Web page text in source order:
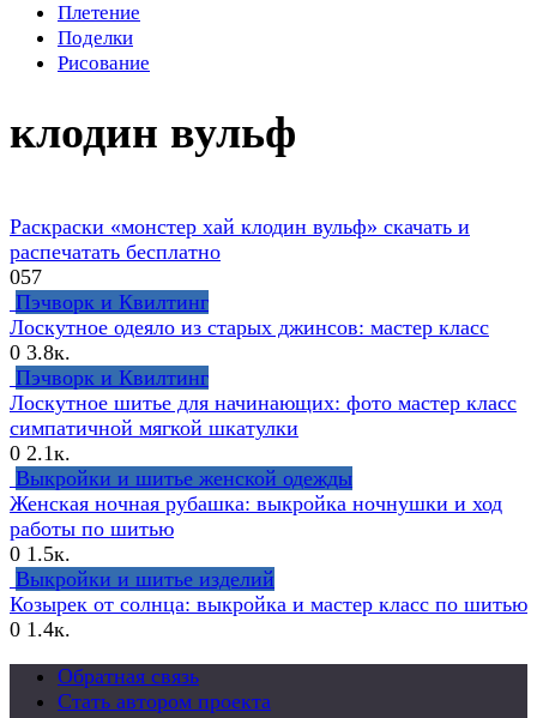
Плетение
Поделки
Рисование
клодин вульф
Раскраски «монстер хай клодин вульф» скачать и
распечатать бесплатно
057
Пэчворк и Квилтинг
Лоскутное одеяло из старых джинсов: мастер класс
0 3.8к.
Пэчворк и Квилтинг
Лоскутное шитье для начинающих: фото мастер класс
симпатичной мягкой шкатулки
0 2.1к.
Выкройки и шитье женской одежды
Женская ночная рубашка: выкройка ночнушки и ход
работы по шитью
0 1.5к.
Выкройки и шитье изделий
Козырек от солнца: выкройка и мастер класс по шитью
0 1.4к.
Обратная связь
Стать автором проекта